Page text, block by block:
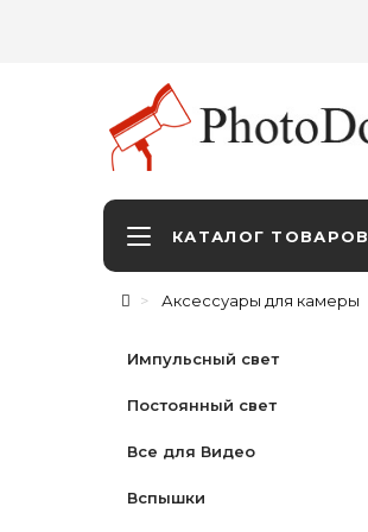
КАТАЛОГ ТОВАРОВ
Аксессуары для камеры
Импульсный свет
Студийные вспышки
Наборы
Аксессуары
Постоянный свет
HMI
LED студийный
Все для Видео
Видоискатели
Вспышки